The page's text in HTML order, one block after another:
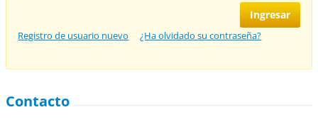
Registro de usuario nuevo ¿Ha olvidado su contraseña?
Contacto